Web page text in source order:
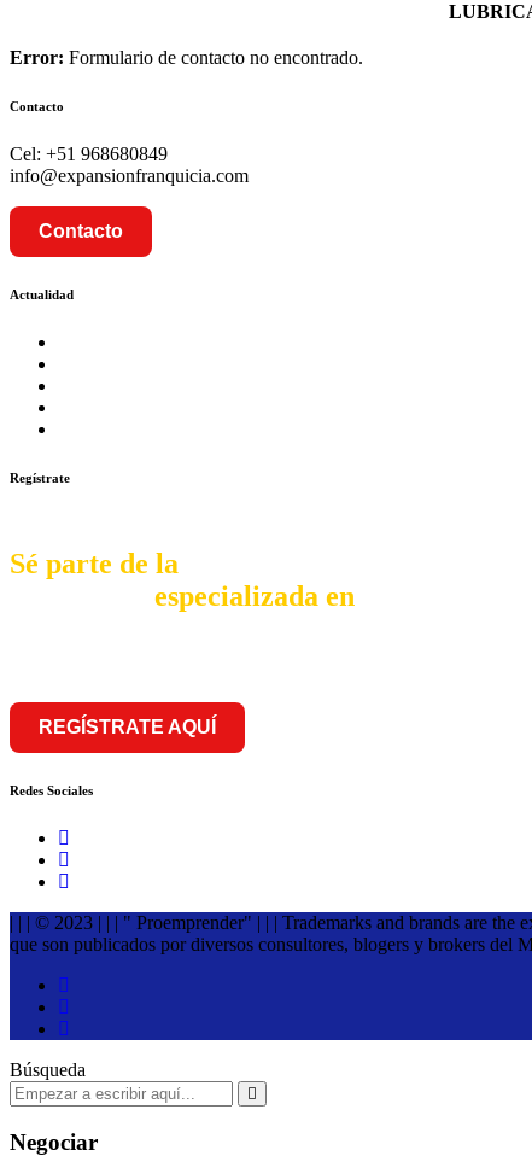
Error: Formulario de contacto no encontrado.
Contacto
Cel: +51 968680849
info@expansionfranquicia.com
Contacto
Actualidad
Regístrate
Sé parte de la
especializada en
REGÍSTRATE AQUÍ
Redes Sociales
| | | © 2023 | | | " Proemprender" | | | Trademarks and brands are
que son publicados por diversos consultores, blogers y brokers del
Búsqueda
Negociar